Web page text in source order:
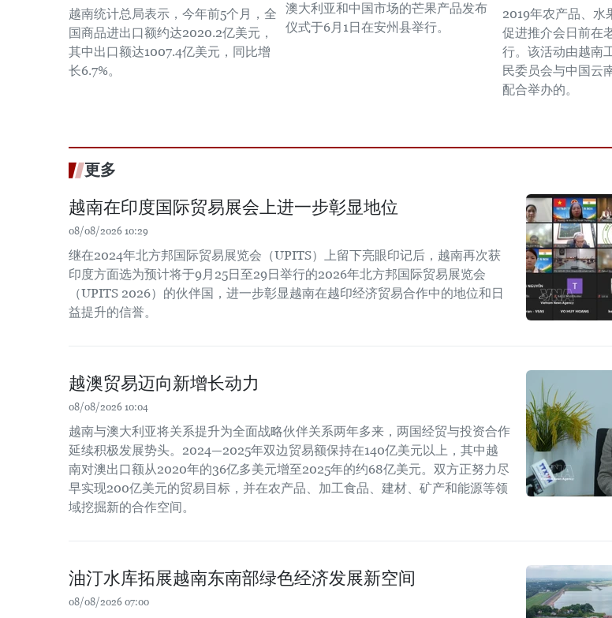
越南统计总局表示，今年前5个月，全
国商品进出口额约达2020.2亿美元，
其中出口额达1007.4亿美元，同比增
长6.7%。
澳大利亚和中国市场的芒果产品发布
仪式于6月1日在安州县举行。
2019年农产品、水
促进推介会日前在
行。该活动由越南
民委员会与中国云
配合举办的。
更多
越南在印度国际贸易展会上进一步彰显地位
08/08/2026 10:29
继在2024年北方邦国际贸易展览会（UPITS）上留下亮眼印记后，越南再次获
印度方面选为预计将于9月25日至29日举行的2026年北方邦国际贸易展览会
（UPITS 2026）的伙伴国，进一步彰显越南在越印经济贸易合作中的地位和日
益提升的信誉。
越澳贸易迈向新增长动力
08/08/2026 10:04
越南与澳大利亚将关系提升为全面战略伙伴关系两年多来，两国经贸与投资合作
延续积极发展势头。2024—2025年双边贸易额保持在140亿美元以上，其中越
南对澳出口额从2020年的36亿多美元增至2025年的约68亿美元。双方正努力尽
早实现200亿美元的贸易目标，并在农产品、加工食品、建材、矿产和能源等领
域挖掘新的合作空间。
油汀水库拓展越南东南部绿色经济发展新空间
08/08/2026 07:00